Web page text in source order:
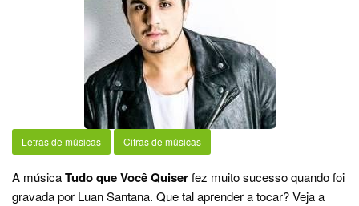
Letras de músicas Cifras de músicas
A músicaTudo que Você Quiserfez muito sucesso quando foi
gravada por Luan Santana. Que tal aprender a tocar? Veja a